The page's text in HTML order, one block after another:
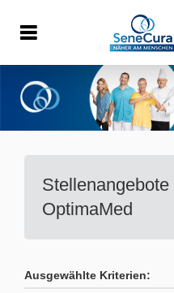
Stellenangebote
OptimaMed
Ausgewählte Kriterien: